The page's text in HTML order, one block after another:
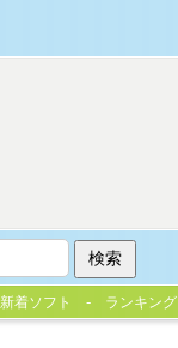
新着ソフト ランキング